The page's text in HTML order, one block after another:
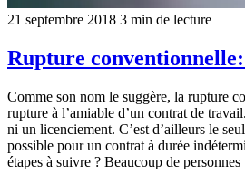
21 septembre 2018 3 min de lecture
Rupture
Comme son nom le suggère, la rupture
rupture à l’amiable d’un contrat de
ni un licenciement. C’est d’ailleurs le
possible pour un contrat à durée
étapes à suivre ? Beaucoup de